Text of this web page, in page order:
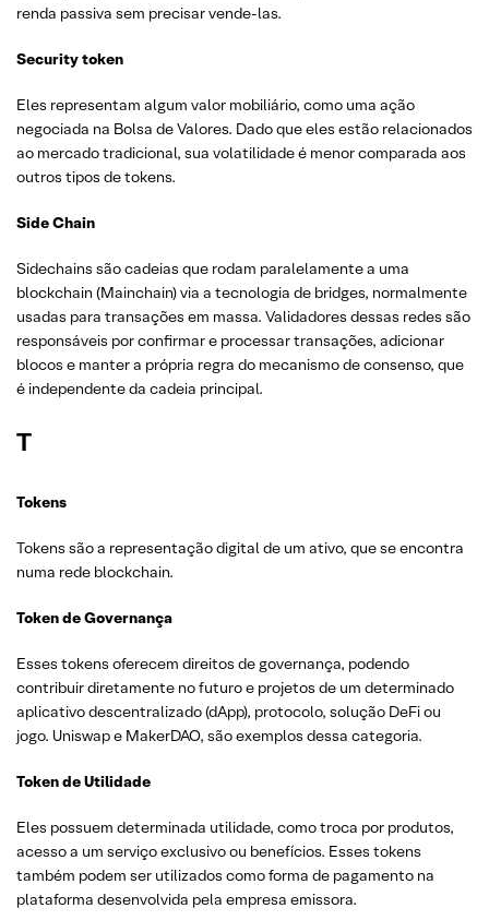
renda passiva sem precisar vende-las.
Security token
Eles representam algum valor mobiliário, como uma ação
negociada na Bolsa de Valores. Dado que eles estão relacionados
ao mercado tradicional, sua volatilidade é menor comparada aos
outros tipos de tokens.
Side Chain
Sidechains são cadeias que rodam paralelamente a uma
blockchain (Mainchain) via a tecnologia de bridges, normalmente
usadas para transações em massa. Validadores dessas redes são
responsáveis por confirmar e processar transações, adicionar
blocos e manter a própria regra do mecanismo de consenso, que
é independente da cadeia principal.
T
Tokens
Tokens são a representação digital de um ativo, que se encontra
numa rede blockchain.
Token de Governança
Esses tokens oferecem direitos de governança, podendo
contribuir diretamente no futuro e projetos de um determinado
aplicativo descentralizado (dApp), protocolo, solução DeFi ou
jogo. Uniswap e MakerDAO, são exemplos dessa categoria.
Token de Utilidade
Eles possuem determinada utilidade, como troca por produtos,
acesso a um serviço exclusivo ou benefícios. Esses tokens
também podem ser utilizados como forma de pagamento na
plataforma desenvolvida pela empresa emissora.